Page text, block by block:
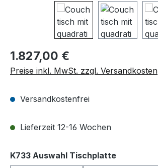
Regulärer Preis:
1.827,00 €
Preise inkl. MwSt. zzgl. Versandkosten
Versandkostenfrei
Lieferzeit 12-16 Wochen
K733 Auswahl Tischplatteauswählen